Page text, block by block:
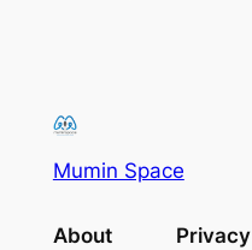
Mumin Space
About Privacy